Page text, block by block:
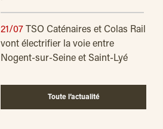
21/07
TSO Caténaires et Colas Rail
vont électrifier la voie entre
Nogent-sur-Seine et Saint-Lyé
Toute l’actualité